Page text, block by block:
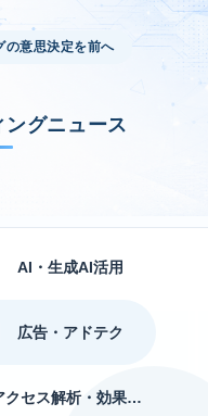
の意思決定を前へ
グニュース
AI・生成AI活用
広告・アドテク
アクセス解析・効果測定